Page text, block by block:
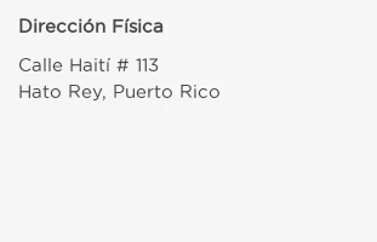
Dirección Física
Calle Haití # 113
Hato Rey, Puerto Rico